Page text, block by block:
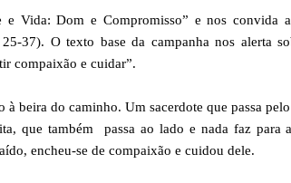
e Vida: Dom e Compromisso” e nos convida
37). O texto base da campanha nos alerta
compaixão e cuidar”.
beira do caminho. Um sacerdote que passa
que também passa ao lado e nada faz para
encheu-se de compaixão e cuidou dele.